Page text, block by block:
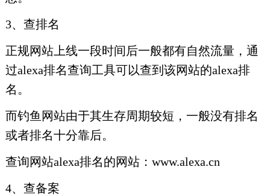
3、查排名
正规网站上线一段时间后一般都有自然流量，通
过alexa排名查询工具可以查到该网站的alexa排
名。
而钓鱼网站由于其生存周期较短，一般没有排名
或者排名十分靠后。
查询网站alexa排名的网站：www.alexa.cn
4、查备案